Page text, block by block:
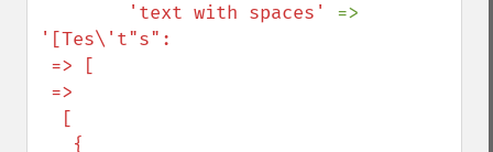
'text with spaces'
'[Tes\'t"s":